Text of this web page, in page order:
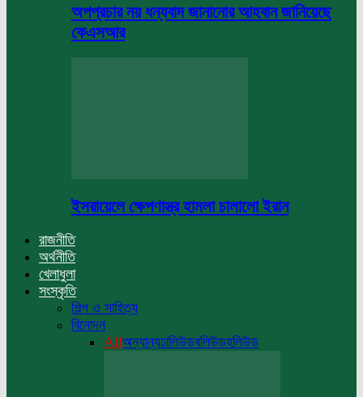
অপপ্রচার নয় ধন্যবাদ জানানোর আহবান জানিয়েছে
কেএসআর
ইসরায়েলে ক্ষেপণাস্ত্র হামলা চালালো ইরান
রাজনীতি
অর্থনীতি
খেলাধুলা
সংস্কৃতি
শিল্প ও সাহিত্য
বিনোদন
Allঅন্যান্যঢালিউডবলিউডহলিউড